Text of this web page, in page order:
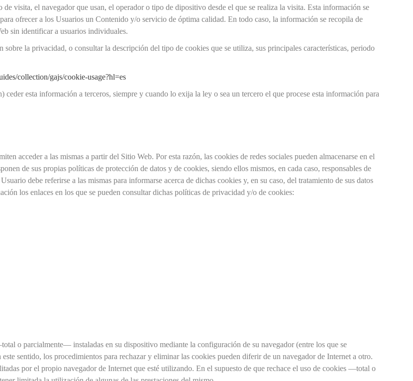
visita, el navegador que usan, el operador o tipo de dipositivo desde el que se realiza la visita. Esta información se
ofrecer a los Usuarios un Contenido y/o servicio de óptima calidad. En todo caso, la información se recopila de
sin identificar a usuarios individuales.
la privacidad, o consultar la descripción del tipo de cookies que se utiliza, sus principales características, periodo
collection/gajs/cookie-usage?hl=es
esta información a terceros, siempre y cuando lo exija la ley o sea un tercero el que procese esta información para
acceder a las mismas a partir del Sitio Web. Por esta razón, las cookies de redes sociales pueden almacenarse en el
de sus propias políticas de protección de datos y de cookies, siendo ellos mismos, en cada caso, responsables de
debe referirse a las mismas para informarse acerca de dichas cookies y, en su caso, del tratamiento de sus datos
los enlaces en los que se pueden consultar dichas políticas de privacidad y/o de cookies:
o parcialmente— instaladas en su dispositivo mediante la configuración de su navegador (entre los que se
sentido, los procedimientos para rechazar y eliminar las cookies pueden diferir de un navegador de Internet a otro.
por el propio navegador de Internet que esté utilizando. En el supuesto de que rechace el uso de cookies —total o